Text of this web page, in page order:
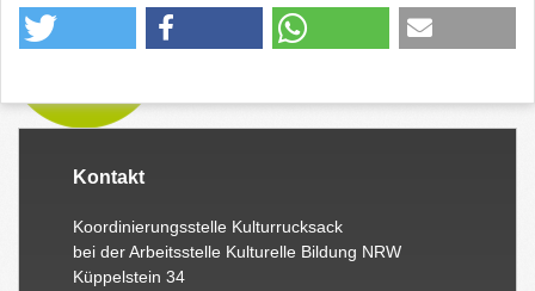
Kontakt
Koordinierungsstelle Kulturrucksack
bei der Arbeitsstelle Kulturelle Bildung NRW
Küppelstein 34